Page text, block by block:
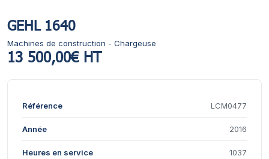
GEHL 1640
Machines de construction - Chargeuse
13 500,00€ HT
Référence LCM0477
Année 2016
Heures en service 1037